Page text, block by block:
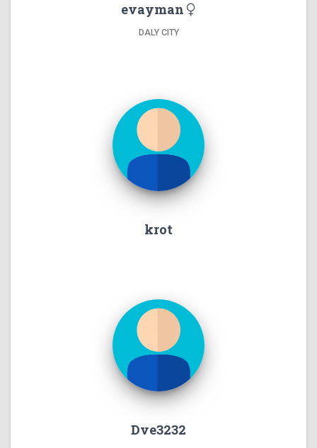
evayman
DALY CITY
krot
Dve3232